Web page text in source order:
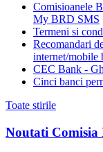
Comisioanele
My BRD SMS
Termeni si
Recomandari
internet/mobile
CEC Bank -
Cinci banci
Toate stirile
Noutati Comisia